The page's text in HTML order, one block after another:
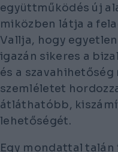
együttműködés új
miközben látja a
Vallja, hogy
igazán sikeres a
és a szavahihetőség
szemléletet
átláthatóbb,
lehetőségét.
Egy mondattal